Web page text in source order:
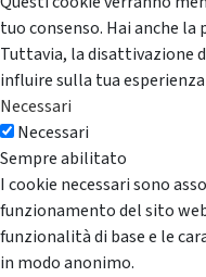
tuo consenso. Hai anche
Tuttavia, la disattivazione
influire sulla tua
Necessari
Necessari
Sempre abilitato
I cookie necessari sono
funzionamento del sito
funzionalità di base e le
in modo anonimo.